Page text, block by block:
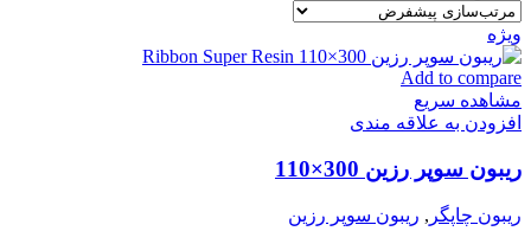
ویژه
Add to compare
مشاهده سریع
افزودن به علاقه مندی
ریبون سوپر رزین 300×110
ریبون چاپگر , ریبون سوپر رزین